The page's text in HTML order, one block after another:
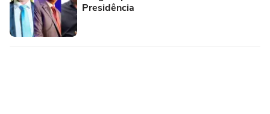
Presidência